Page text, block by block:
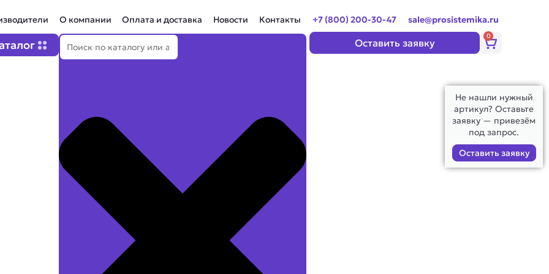
О компании Оплата и доставка Новости Контакты
Поиск
Open Каталог
+7 (800) 200-30-47 sale@prosistemika.ru
Оставить заявку
0
Корзина
Не нашли нужный
артикул? Оставьте
заявку — привезём
под запрос.
Оставить заявку